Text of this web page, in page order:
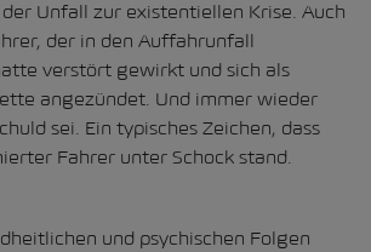
Unfall zur existentiellen Krise. Auch
der in den Auffahrunfall
verstört gewirkt und sich als
angezündet. Und immer wieder
sei. Ein typisches Zeichen, dass
Fahrer unter Schock stand.
und psychischen Folgen